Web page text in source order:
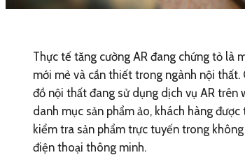
Thực tế tăng cường AR đang chứng tỏ là
mới mẻ và cần thiết trong ngành nội thất.
đồ nội thất đang sử dụng dịch vụ AR trên
danh mục sản phẩm ảo, khách hàng
kiểm tra sản phẩm trực tuyến trong
điện thoại thông minh.